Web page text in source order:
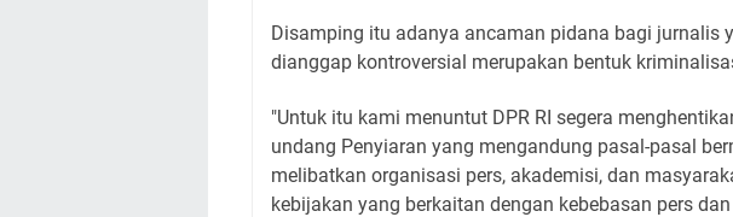
Disamping itu adanya ancaman pidana bagi jurnalis
dianggap kontroversial merupakan bentuk
"Untuk itu kami menuntut DPR RI segera
undang Penyiaran yang mengandung pasal-pasal
melibatkan organisasi pers, akademisi, dan
kebijakan yang berkaitan dengan kebebasan pers